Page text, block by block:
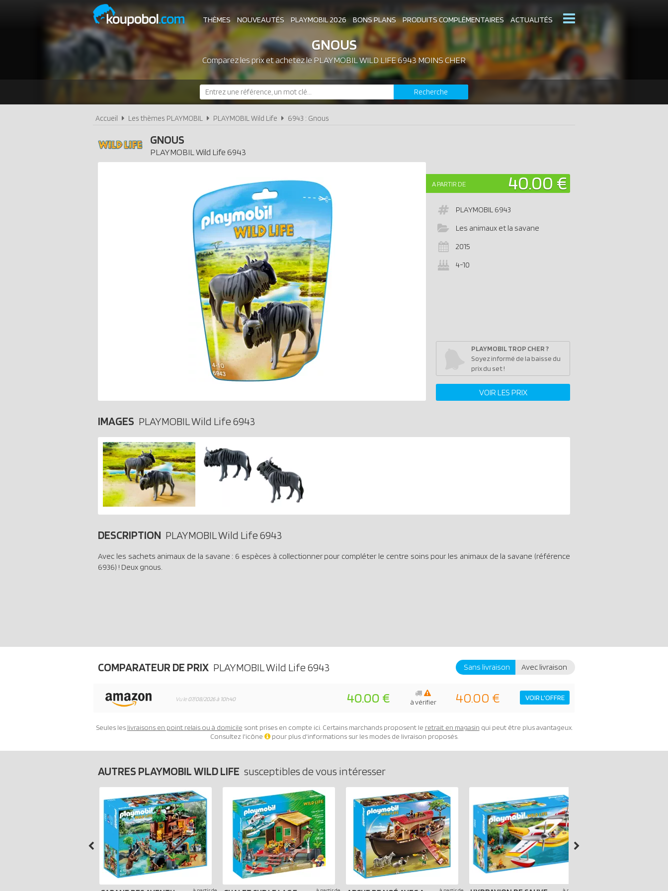
THÈMES NOUVEAUTÉS PLAYMOBIL 2026 BONS PLANS PRODUITS COMPLÉMENTAIRES ACTUALITÉS
ASSOCIATIONS DE FANS EXPOSITIONS PLAYMOBIL CATALOGUES PLAYMOBIL
LES PLAYMOBIL LES PLUS CHERS DERNIERS PLAYMOBIL AJOUTÉS
GNOUS
Comparez les prix et achetez le PLAYMOBIL WILD LIFE 6943 MOINS CHER
Recherche
Accueil Les thèmes PLAYMOBIL PLAYMOBIL Wild Life 6943 : Gnous
GNOUS
PLAYMOBIL Wild Life 6943
A PARTIR DE 40.00 €
PLAYMOBIL 6943
Les animaux et la savane
2015
4-10
PLAYMOBIL TROP CHER ?
Soyez informé de la baisse du
prix du set !
VOIR LES PRIX
IMAGES PLAYMOBIL Wild Life 6943
DESCRIPTION PLAYMOBIL Wild Life 6943
Avec les sachets animaux de la savane : 6 espèces à collectionner pour compléter le centre soins pour les animaux de la savane (référence
6936) ! Deux gnous.
COMPARATEUR DE PRIX PLAYMOBIL Wild Life 6943 Sans livraison Avec livraison
Vu le07/08/2026 à 10h40 40.00 € 40.00 € VOIR L'OFFRE
à vérifier
Seules les livraisons en point relais ou à domicile sont prises en compte ici. Certains marchands proposent le retrait en magasin qui peut être plus avantageux.
Consultez l'icône
pour plus d'informations sur les modes de livraison proposés.
AUTRES PLAYMOBIL WILD LIFE susceptibles de vous intéresser